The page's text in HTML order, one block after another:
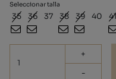
Seleccionar talla
35 36 37 38 39 40 41
+
-